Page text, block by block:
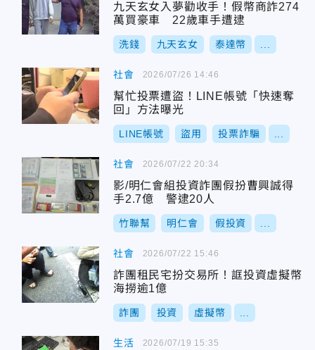
九天玄女入夢勸收手！假幣商詐274
萬買豪車 22歲車手遭逮
洗錢 九天玄女 泰達幣
社會
幫忙投票遭盜！LINE帳號「快速奪
回」方法曝光
LINE帳號 盜用 投票詐騙
2026/07/26 14:46
社會
影/明仁會組投資詐團假扮曹興誠得
手2.7億 警逮20人
竹聯幫 明仁會 假投資
2026/07/22 20:34
社會
詐團租民宅扮交易所！誆投資虛擬幣
海撈逾1億
詐團 投資 虛擬幣
2026/07/22 15:46
生活 2026/07/19 15:35